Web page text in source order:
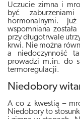
Uczucie zimna i
być
hormonalnymi. Już
wspomniana
przy długotrwale
krwi. Nie można
a niedoczynność
prowadzi m.in. do
termoregulacji.
Niedobory
A co z kwestią –
Niedobory to